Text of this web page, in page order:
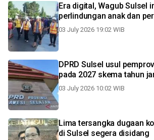
Era digital, Wagub Sulsel
perlindungan anak dan
03 July 2026 19:02 WIB
DPRD Sulsel usul
pada 2027 skema tahun
03 July 2026 10:02 WIB
Lima tersangka dugaan
di Sulsel segera disidang